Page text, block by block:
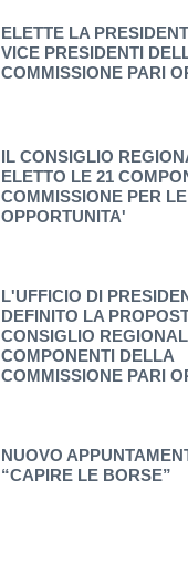
ELETTE LA
VICE PRESIDENTI
COMMISSIONE PARI
IL CONSIGLIO
ELETTO LE 21
COMMISSIONE PER
OPPORTUNITA'
L'UFFICIO DI
DEFINITO LA
CONSIGLIO
COMPONENTI DELLA
COMMISSIONE PARI
NUOVO
“CAPIRE LE BORSE”